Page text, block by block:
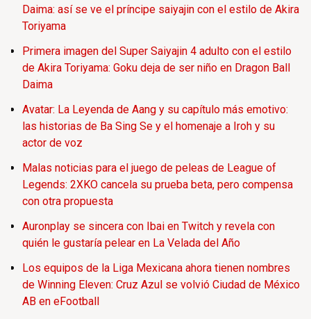
Daima: así se ve el príncipe saiyajin con el estilo de Akira
Toriyama
Primera imagen del Super Saiyajin 4 adulto con el estilo
de Akira Toriyama: Goku deja de ser niño en Dragon Ball
Daima
Avatar: La Leyenda de Aang y su capítulo más emotivo:
las historias de Ba Sing Se y el homenaje a Iroh y su
actor de voz
Malas noticias para el juego de peleas de League of
Legends: 2XKO cancela su prueba beta, pero compensa
con otra propuesta
Auronplay se sincera con Ibai en Twitch y revela con
quién le gustaría pelear en La Velada del Año
Los equipos de la Liga Mexicana ahora tienen nombres
de Winning Eleven: Cruz Azul se volvió Ciudad de México
AB en eFootball